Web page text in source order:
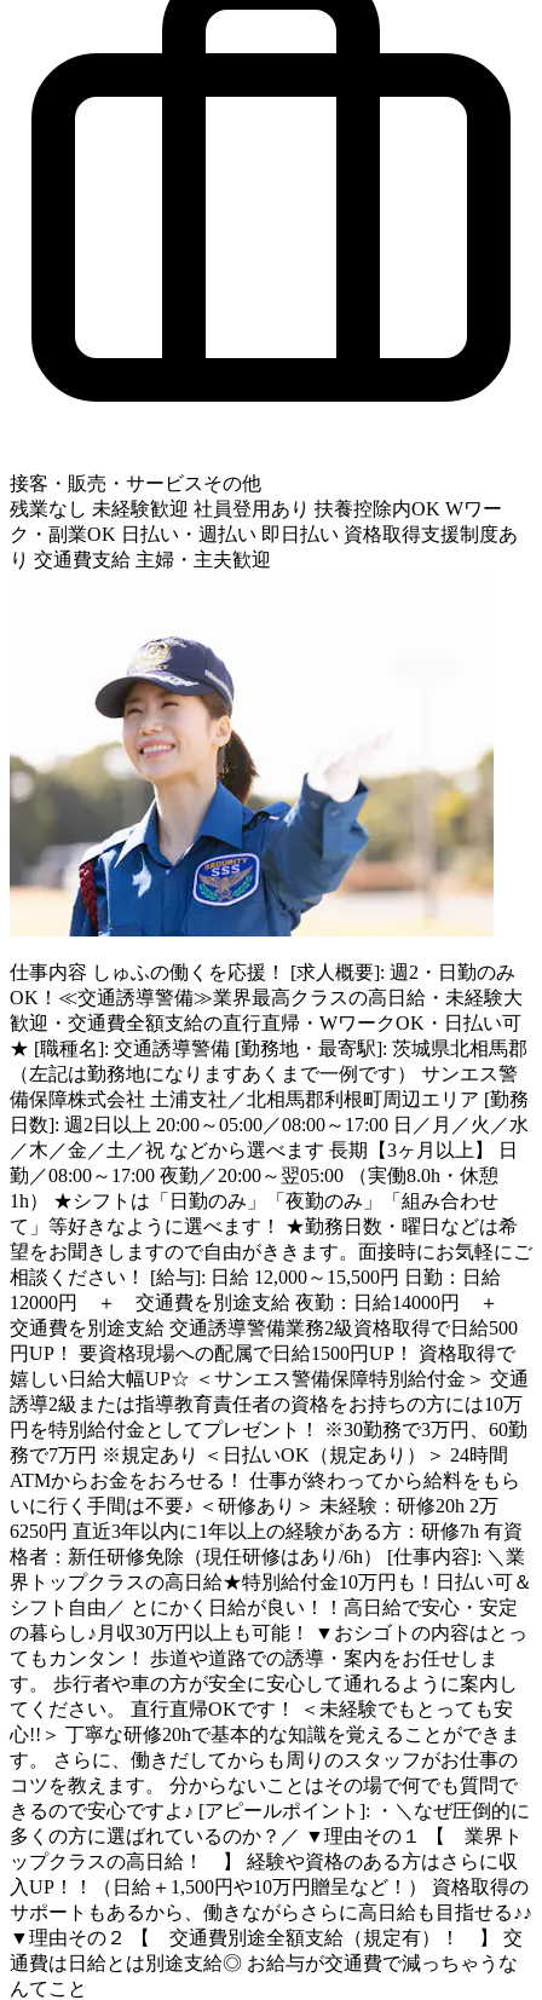
接客・販売・サービスその他
残業なし 未経験歓迎 社員登用あり 扶養控除内OK Wワー
ク・副業OK 日払い・週払い 即日払い 資格取得支援制度あ
り 交通費支給 主婦・主夫歓迎
仕事内容 しゅふの働くを応援！ [求人概要]: 週2・日勤のみ
OK！≪交通誘導警備≫業界最高クラスの高日給・未経験大
歓迎・交通費全額支給の直行直帰・WワークOK・日払い可
★ [職種名]: 交通誘導警備 [勤務地・最寄駅]: 茨城県北相馬郡
（左記は勤務地になりますあくまで一例です） サンエス警
備保障株式会社 土浦支社／北相馬郡利根町周辺エリア [勤務
日数]: 週2日以上 20:00～05:00／08:00～17:00 日／月／火／水
／木／金／土／祝 などから選べます 長期【3ヶ月以上】 日
勤／08:00～17:00 夜勤／20:00～翌05:00 （実働8.0h・休憩
1h） ★シフトは「日勤のみ」「夜勤のみ」「組み合わせ
て」等好きなように選べます！ ★勤務日数・曜日などは希
望をお聞きしますので自由がききます。面接時にお気軽にご
相談ください！ [給与]: 日給 12,000～15,500円 日勤：日給
12000円 ＋ 交通費を別途支給 夜勤：日給14000円 ＋
交通費を別途支給 交通誘導警備業務2級資格取得で日給500
円UP！ 要資格現場への配属で日給1500円UP！ 資格取得で
嬉しい日給大幅UP☆ ＜サンエス警備保障特別給付金＞ 交通
誘導2級または指導教育責任者の資格をお持ちの方には10万
円を特別給付金としてプレゼント！ ※30勤務で3万円、60勤
務で7万円 ※規定あり ＜日払いOK（規定あり）＞ 24時間
ATMからお金をおろせる！ 仕事が終わってから給料をもら
いに行く手間は不要♪ ＜研修あり＞ 未経験：研修20h 2万
6250円 直近3年以内に1年以上の経験がある方：研修7h 有資
格者：新任研修免除（現任研修はあり/6h） [仕事内容]: ＼業
界トップクラスの高日給★特別給付金10万円も！日払い可＆
シフト自由／ とにかく日給が良い！！高日給で安心・安定
の暮らし♪月収30万円以上も可能！ ▼おシゴトの内容はとっ
てもカンタン！ 歩道や道路での誘導・案内をお任せしま
す。 歩行者や車の方が安全に安心して通れるように案内し
てください。 直行直帰OKです！ ＜未経験でもとっても安
心!!＞ 丁寧な研修20hで基本的な知識を覚えることができま
す。 さらに、働きだしてからも周りのスタッフがお仕事の
コツを教えます。 分からないことはその場で何でも質問で
きるので安心ですよ♪ [アピールポイント]: ・＼なぜ圧倒的に
多くの方に選ばれているのか？／ ▼理由その１ 【 業界ト
ップクラスの高日給！ 】 経験や資格のある方はさらに収
入UP！！（日給＋1,500円や10万円贈呈など！） 資格取得の
サポートもあるから、働きながらさらに高日給も目指せる♪♪
▼理由その２ 【 交通費別途全額支給（規定有）！ 】 交
通費は日給とは別途支給◎ お給与が交通費で減っちゃうな
んてこと